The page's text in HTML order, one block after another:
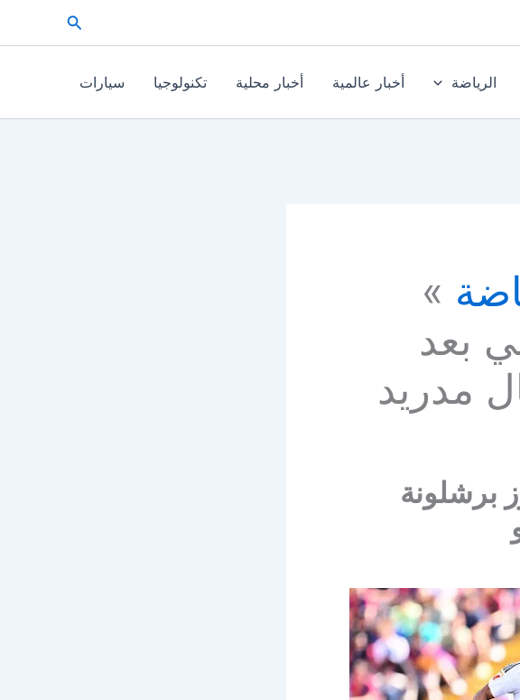
البحث
الرياضة أخبار عالمية أخبار محلية تكنولوجيا سيارات
بعد
مدريد
برشلونة